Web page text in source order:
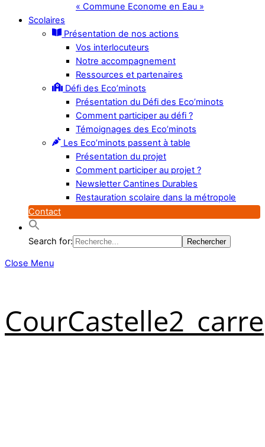
« Commune Econome en Eau »
Scolaires
Présentation de nos actions
Vos interlocuteurs
Notre accompagnement
Ressources et partenaires
Défi des Eco’minots
Présentation du Défi des Eco’minots
Comment participer au défi ?
Témoignages des Eco’minots
Les Eco’minots passent à table
Présentation du projet
Comment participer au projet ?
Newsletter Cantines Durables
Restauration scolaire dans la métropole
Contact
Search for:
Close Menu
CourCastelle2_carre